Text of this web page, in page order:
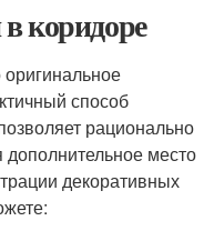
коридоре
способ
рационально
место
декоративных